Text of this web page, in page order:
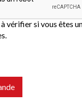
vérifier si vous êtes